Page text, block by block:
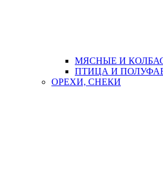
МЯСНЫЕ И
ПТИЦА И
ОРЕХИ, СНЕКИ